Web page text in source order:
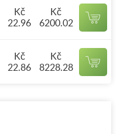
Kč
22.96
Kč
6200.02
Kč
22.86
Kč
8228.28